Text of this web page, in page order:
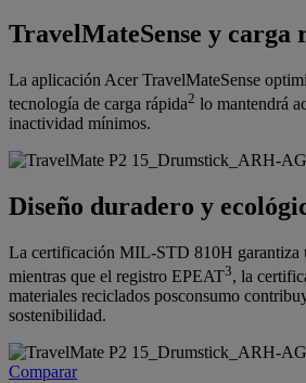
TravelMateSense y carga
La aplicación Acer TravelMateSense
tecnología de carga rápida2 lo mantendrá
inactividad mínimos.
Diseño duradero y
La certificación MIL-STD 810H garantiza
mientras que el registro EPEAT3, la
materiales reciclados posconsumo
sostenibilidad.
Comparar